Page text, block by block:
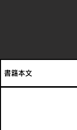
書籍本文